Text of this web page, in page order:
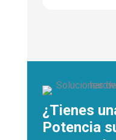
¿Tienes
Potencia